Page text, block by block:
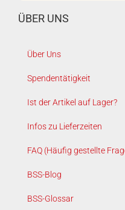
ÜBER UNS
Über Uns
Spendentätigkeit
Ist der Artikel auf Lager?
Infos zu Lieferzeiten
FAQ (Häufig gestellte
BSS-Blog
BSS-Glossar